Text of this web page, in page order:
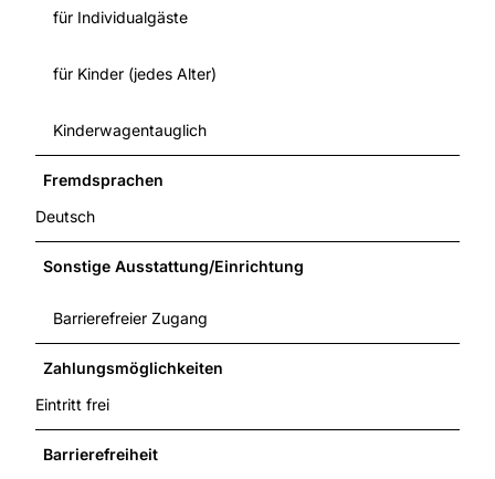
für Individualgäste
für Kinder (jedes Alter)
Kinderwagentauglich
Fremdsprachen
Deutsch
Sonstige Ausstattung/Einrichtung
Barrierefreier Zugang
Zahlungsmöglichkeiten
Eintritt frei
Barrierefreiheit